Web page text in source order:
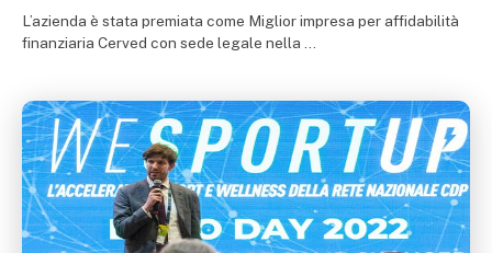
L’azienda è stata premiata come Miglior impresa per affidabilità
finanziaria Cerved con sede legale nella ...